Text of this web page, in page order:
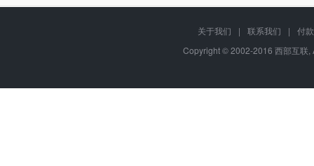
关于我们 | 联系我们 |
付
Copyright © 2002-2016 西部互